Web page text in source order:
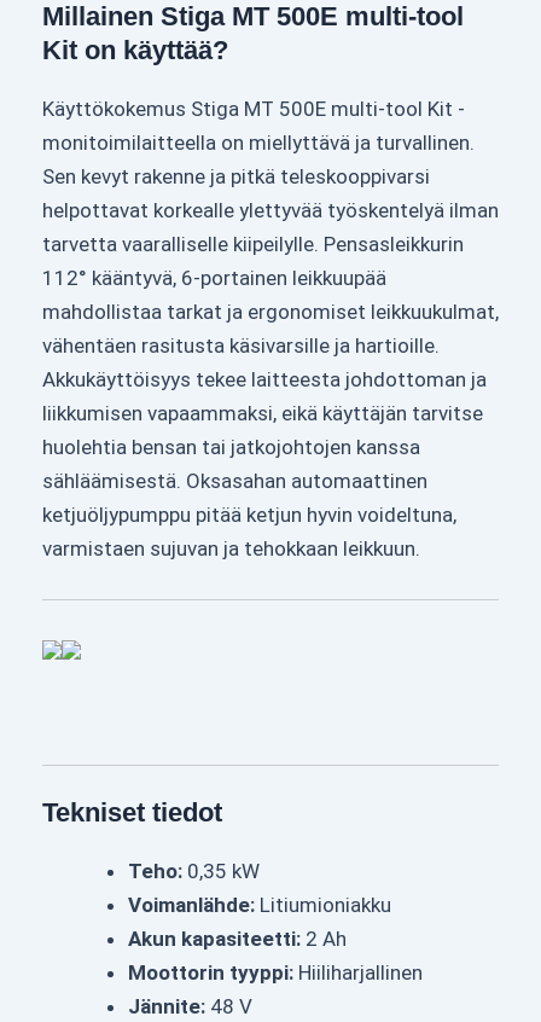
Millainen Stiga MT 500E multi-tool
Kit on käyttää?
Käyttökokemus Stiga MT 500E multi-tool Kit -
monitoimilaitteella on miellyttävä ja turvallinen.
Sen kevyt rakenne ja pitkä teleskooppivarsi
helpottavat korkealle ylettyvää työskentelyä ilman
tarvetta vaaralliselle kiipeilylle. Pensasleikkurin
112° kääntyvä, 6-portainen leikkuupää
mahdollistaa tarkat ja ergonomiset leikkuukulmat,
vähentäen rasitusta käsivarsille ja hartioille.
Akkukäyttöisyys tekee laitteesta johdottoman ja
liikkumisen vapaammaksi, eikä käyttäjän tarvitse
huolehtia bensan tai jatkojohtojen kanssa
sähläämisestä. Oksasahan automaattinen
ketjuöljypumppu pitää ketjun hyvin voideltuna,
varmistaen sujuvan ja tehokkaan leikkuun.
Tekniset tiedot
Teho: 0,35 kW
Voimanlähde: Litiumioniakku
Akun kapasiteetti: 2 Ah
Moottorin tyyppi: Hiiliharjallinen
Jännite: 48 V